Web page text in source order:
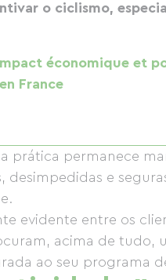
o ciclismo,
économique et
France
prática permanece
desimpedidas e
evidente entre os
acima de tudo,
ao seu programa